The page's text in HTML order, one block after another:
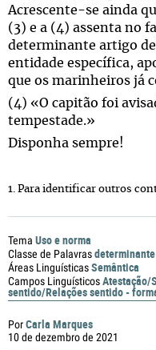
PorCarla Marques
10 de dezembro de 2021
Acrescente-se ainda
(3) e a (4) assenta no
determinante artigo
entidade específica,
que os marinheiros já
(4) «O capitão foi
tempestade.»
Disponha sempre!
1. Para identificar outros
Tema Uso e norma
Classe de Palavrasdeterminante
Áreas LinguísticasSemântica
Campos LinguísticosAtestação/
sentido/Relações sentido -